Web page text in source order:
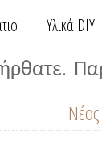
Υλικά DIY